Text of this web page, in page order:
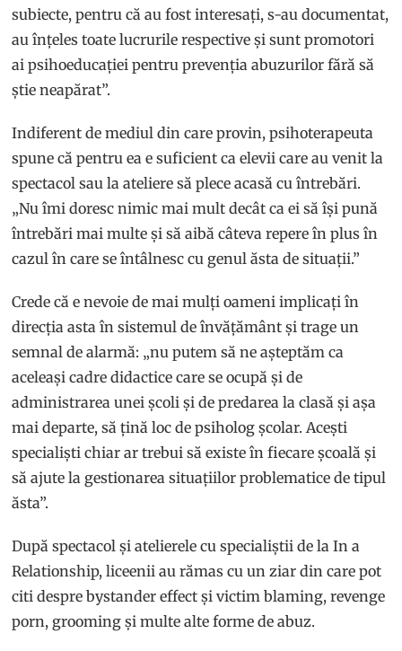
subiecte, pentru că au fost interesați, s-au documentat,
au înțeles toate lucrurile respective și sunt promotori
ai psihoeducației pentru prevenția abuzurilor fără să
știe neapărat”.
Indiferent de mediul din care provin, psihoterapeuta
spune că pentru ea e suficient ca elevii care au venit la
spectacol sau la ateliere să plece acasă cu întrebări.
„Nu îmi doresc nimic mai mult decât ca ei să își pună
întrebări mai multe și să aibă câteva repere în plus în
cazul în care se întâlnesc cu genul ăsta de situații.”
Crede că e nevoie de mai mulți oameni implicați în
direcția asta în sistemul de învățământ și trage un
semnal de alarmă: „nu putem să ne așteptăm ca
aceleași cadre didactice care se ocupă și de
administrarea unei școli și de predarea la clasă și așa
mai departe, să țină loc de psiholog școlar. Acești
specialiști chiar ar trebui să existe în fiecare școală și
să ajute la gestionarea situațiilor problematice de tipul
ăsta”.
După spectacol și atelierele cu specialiștii de la In a
Relationship, liceenii au rămas cu un ziar din care pot
citi despre bystander effect și victim blaming, revenge
porn, grooming și multe alte forme de abuz.